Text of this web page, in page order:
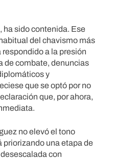
ha sido contenida. Ese
del chavismo más
a la presión
de combate, denuncias
y
que se optó por no
que, por ahora,
no elevó el tono
priorizando una etapa de
con